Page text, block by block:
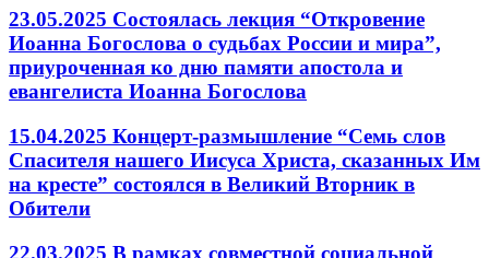
23.05.2025 Состоялась лекция “Откровение
Иоанна Богослова о судьбах России и мира”,
приуроченная ко дню памяти апостола и
евангелиста Иоанна Богослова
15.04.2025 Концерт-размышление “Семь слов
Спасителя нашего Иисуса Христа, сказанных Им
на кресте” состоялся в Великий Вторник в
Обители
22.03.2025 В рамках совместной социальной